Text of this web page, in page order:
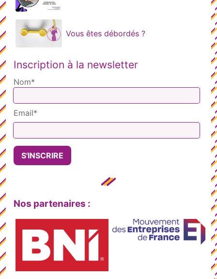
Vous êtes débordés ?
Inscription à la newsletter
Nom*
Email*
Nos partenaires :